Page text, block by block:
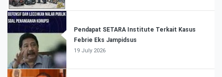
Pendapat SETARA Institute Terkait Kasus
Febrie Eks Jampidsus
19 July 2026